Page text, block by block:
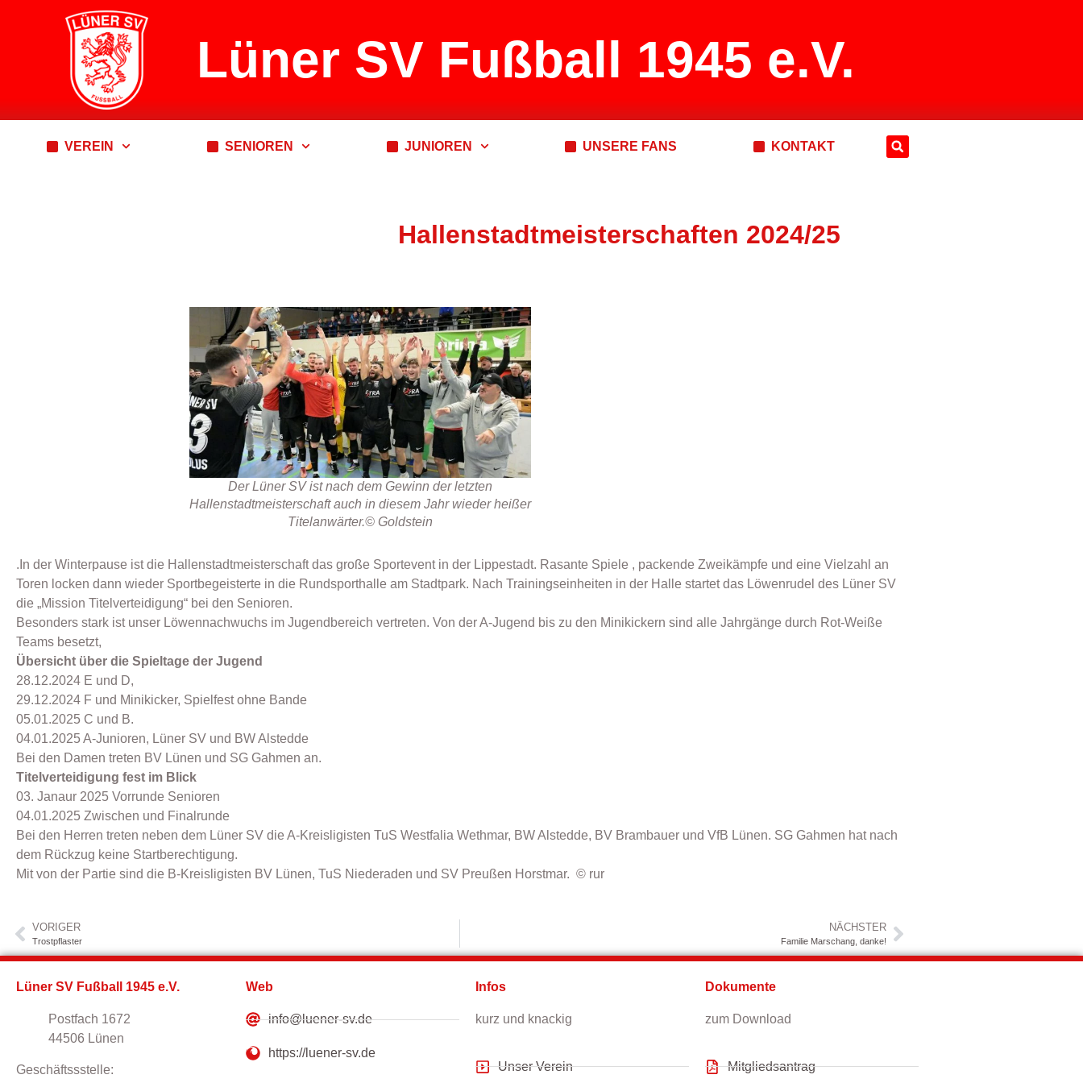
Lüner SV Fußball 1945 e.V.
VEREIN SENIOREN JUNIOREN UNSERE FANS KONTAKT
Hallenstadtmeisterschaften 2024/25
Der Lüner SV ist nach dem Gewinn der letzten
Hallenstadtmeisterschaft auch in diesem Jahr wieder heißer
Titelanwärter.© Goldstein
.In der Winterpause ist die Hallenstadtmeisterschaft das große Sportevent in der Lippestadt. Rasante Spiele , packende Zweikämpfe und eine Vielzahl an
Toren locken dann wieder Sportbegeisterte in die Rundsporthalle am Stadtpark. Nach Trainingseinheiten in der Halle startet das Löwenrudel des Lüner SV
die „Mission Titelverteidigung“ bei den Senioren.
Besonders stark ist unser Löwennachwuchs im Jugendbereich vertreten. Von der A-Jugend bis zu den Minikickern sind alle Jahrgänge durch Rot-Weiße
Teams besetzt,
Übersicht über die Spieltage der Jugend
28.12.2024 E und D,
29.12.2024 F und Minikicker, Spielfest ohne Bande
05.01.2025 C und B.
04.01.2025 A-Junioren, Lüner SV und BW Alstedde
Bei den Damen treten BV Lünen und SG Gahmen an.
Titelverteidigung fest im Blick
03. Janaur 2025 Vorrunde Senioren
04.01.2025 Zwischen und Finalrunde
Bei den Herren treten neben dem Lüner SV die A-Kreisligisten TuS Westfalia Wethmar, BW Alstedde, BV Brambauer und VfB Lünen. SG Gahmen hat nach
dem Rückzug keine Startberechtigung.
Mit von der Partie sind die B-Kreisligisten BV Lünen, TuS Niederaden und SV Preußen Horstmar. © rur
VORIGER
Trostpflaster
NÄCHSTER
Familie Marschang, danke!
Lüner SV Fußball 1945 e.V.
Postfach 1672
44506 Lünen
Geschäftssstelle:
Web
info@luener-sv.de
https://luener-sv.de
Infos
kurz und knackig
Unser Verein
Dokumente
zum Download
Mitgliedsantrag